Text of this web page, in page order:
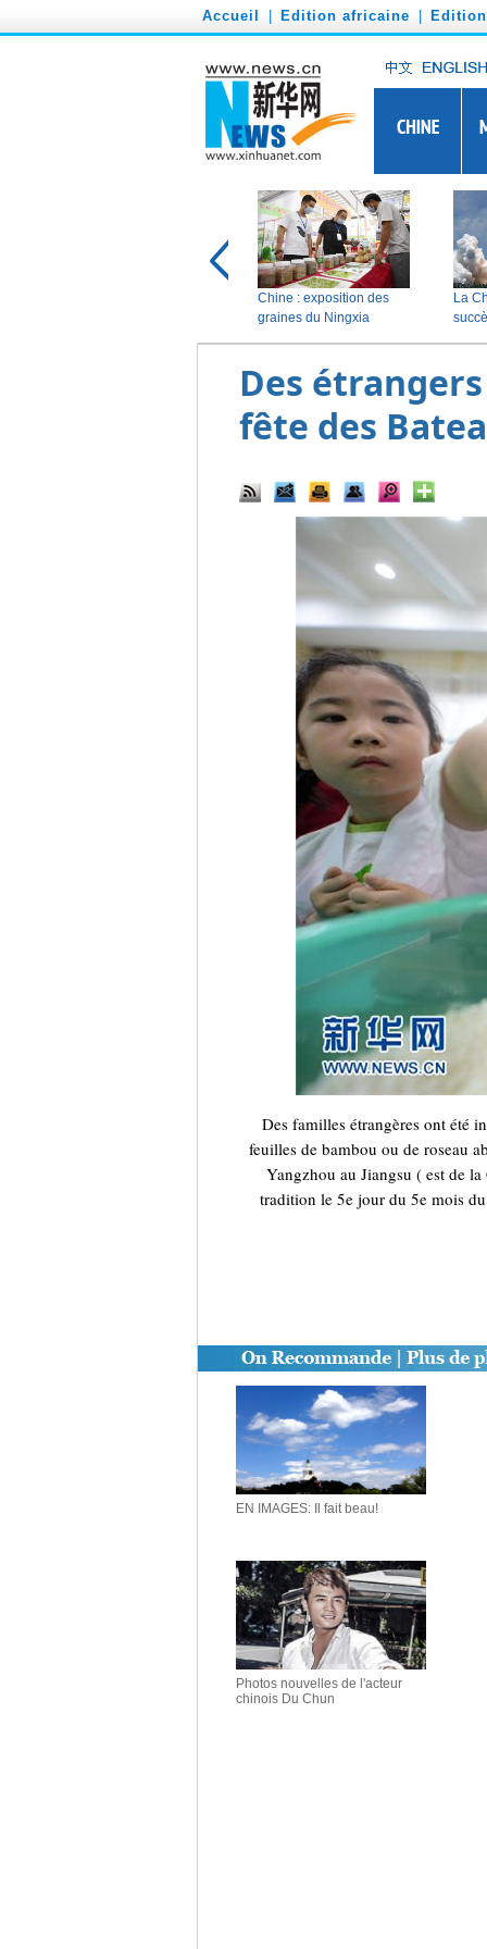
Accueil Edition africaine
Des
fête des
Des familles étrangères ont été
feuilles de bambou ou de roseau
Yangzhou au Jiangsu ( est de
tradition le 5e jour du 5e mois
EN IMAGES: Il fait beau!
Photos nouvelles de l'acteur
chinois Du Chun